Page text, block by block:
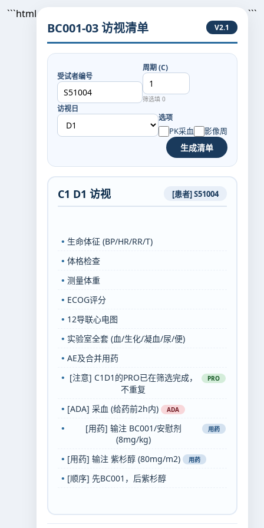
```html
BC001-03 访视清单 V2.1
受试者编号
周期 (C)
筛选填 0
访视日
选项
PK采血 影像周
生成清单
C1 D1 访视 [患者] S51004
• 生命体征 (BP/HR/RR/T)
• 体格检查
• 测量体重
• ECOG评分
• 12导联心电图
• 实验室全套 (血/生化/凝血/尿/便)
• AE及合并用药
• [注意] C1D1的PRO已在筛选完成，
不重复
PRO
• [ADA] 采血 (给药前2h内) ADA
•
[用药] 输注 BC001/安慰剂
(8mg/kg)
用药
• [用药] 输注 紫杉醇 (80mg/m2) 用药
• [顺序] 先BC001，后紫杉醇
```